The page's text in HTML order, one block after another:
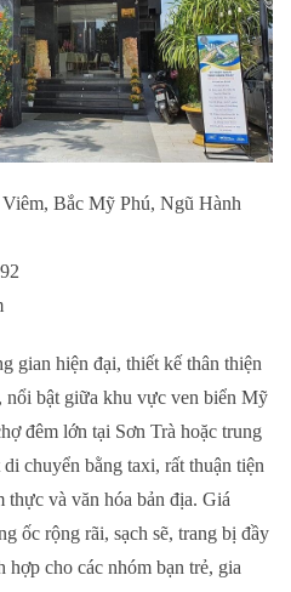
Bắc Mỹ Phú, Ngũ Hành
gian hiện đại, thiết kế thân thiện
nổi bật giữa khu vực ven biển Mỹ
đêm lớn tại Sơn Trà hoặc trung
chuyển bằng taxi, rất thuận tiện
thực và văn hóa bản địa. Giá
ốc rộng rãi, sạch sẽ, trang bị đầy
cho các nhóm bạn trẻ, gia